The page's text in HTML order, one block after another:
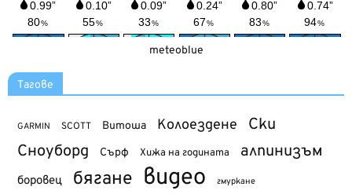
meteoblue
Тагове
GARMIN SCOTT Витоша Колоездене Ски
Сноуборд Сърф Хижа на годината алпинизъм
боровец бягане видео гмуркане